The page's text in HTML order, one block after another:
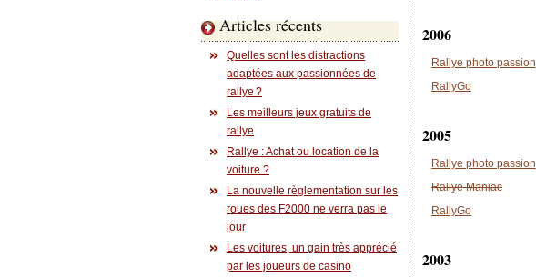
Articles récents
Quelles sont les distractions
adaptées aux passionnées de
rallye ?
Les meilleurs jeux gratuits de
rallye
Rallye : Achat ou location de la
voiture ?
La nouvelle règlementation sur les
roues des F2000 ne verra pas le
jour
Les voitures, un gain très apprécié
par les joueurs de casino
2006
Rallye photo passion
RallyGo
2005
Rallye photo passion
Rallye Maniac
RallyGo
2003